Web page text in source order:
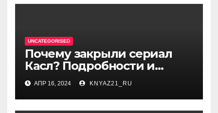
UNCATEGORISED
Почему закрыли сериал
Касл? Подробности и
причины
АПР 16, 2024 KNYAZ21_RU